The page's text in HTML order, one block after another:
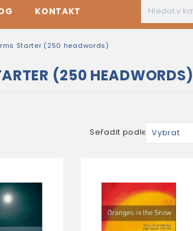
KONTAKT
Starter (250 headwords)
(250 HEADWORDS)
Seřadit podle: Vybrat